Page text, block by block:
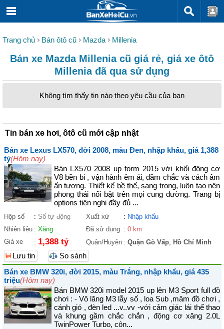
Trang chủ Bán ôtô cũ Mazda Millenia
Bán xe Mazda Millenia cũ giá rẻ, giá xe ôtô
Millenia đã qua sử dụng
Không tìm thấy tin nào theo yêu cầu của bạn
Tin bán xe hơi, ôtô cũ mới cập nhật
Bán xe Lexus LX570, đời 2008, màu Đen, nhập khẩu, giá 1,388
tỷ(Hôm nay)
Bán LX570 2008 up form 2015 với khối động cơ
V8 bền bỉ , vận hành êm ái, đầm chắc và cách âm
ấn tượng. Thiết kế bề thế, sang trọng, luôn tạo nên
phong thái nổi bật trên mọi cung đường. Trang bị
options tiện nghi đầy đủ ...
Hộp số : Số tự động Xuất xứ : Nhập khẩu
Nhiên liệu : Xăng Đã sử dụng : 0 km
Giá xe
: 1,388 tỷ Quận/Huyện : Quận Gò Vấp, Hồ Chí Minh
Lưu tin
So sánh
Bán xe BMW 320i, đời 2015, màu Trắng, nhập khẩu, giá 435
triệu(Hôm nay)
Bán BMW 320i model 2015 up lên M3 Sport full đồ
chơi : - Vô lăng M3 lẫy số , loa Sub ,mâm đồ chơi ,
cánh gió , đèn led ...v..vv -với cảm giác lái thể thao
và khung gầm chắc chắn , động cơ xăng 2.0L
TwinPower Turbo, côn...